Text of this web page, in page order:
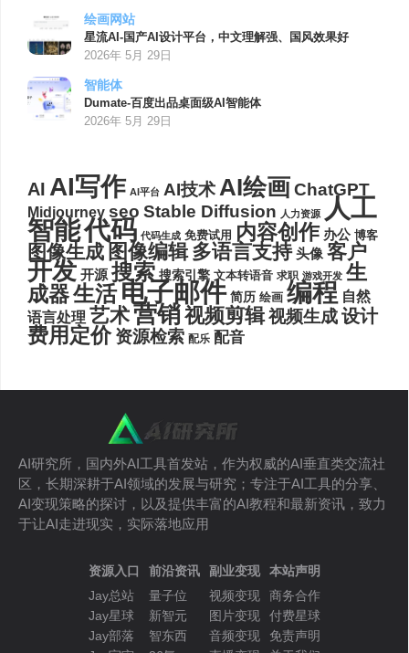
绘画网站
星流AI-国产AI设计平台，中文理解强、国风效果好
2026年 5月 29日
智能体
Dumate-百度出品桌面级AI智能体
2026年 5月 29日
AI AI写作 AI平台 AI技术AI绘画ChatGPT
Midjourney seo Stable Diffusion 人力资源 人工
智能代码 代码生成 免费试用 内容创作 办公 博客
图像生成 图像编辑 多语言支持 头像 客户
开发 开源 搜索 搜索引擎 文本转语音 求职 游戏开发 生
成器生活电子邮件 简历 绘画 编程 自然
语言处理 艺术营销视频剪辑视频生成设计
费用定价 资源检索 配乐 配音
AI研究所，国内外AI工具首发站，作为权威的AI垂直类交流社
区，长期深耕于AI领域的发展与研究；专注于AI工具的分享、
AI变现策略的探讨，以及提供丰富的AI教程和最新资讯，致力
于让AI走进现实，实际落地应用
资源入口
Jay总站
Jay星球
Jay部落
前沿资讯
量子位
新智元
智东西
副业变现
视频变现
图片变现
音频变现
本站声明
商务合作
付费星球
免责声明